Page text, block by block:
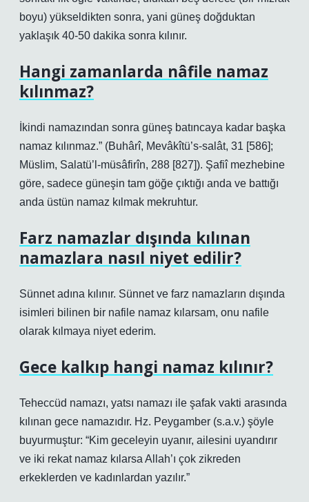
boyu) yükseldikten sonra, yani güneş doğduktan
yaklaşık 40-50 dakika sonra kılınır.
Hangi zamanlarda nâfile namaz
kılınmaz?
İkindi namazından sonra güneş batıncaya kadar başka
namaz kılınmaz.” (Buhârî, Mevâkîtü’s-salât, 31 [586];
Müslim, Salatü’l-müsâfirîn, 288 [827]). Şafiî mezhebine
göre, sadece güneşin tam göğe çıktığı anda ve battığı
anda üstün namaz kılmak mekruhtur.
Farz namazlar dışında kılınan
namazlara nasıl niyet edilir?
Sünnet adına kılınır. Sünnet ve farz namazların dışında
isimleri bilinen bir nafile namaz kılarsam, onu nafile
olarak kılmaya niyet ederim.
Gece kalkıp hangi namaz kılınır?
Teheccüd namazı, yatsı namazı ile şafak vakti arasında
kılınan gece namazıdır. Hz. Peygamber (s.a.v.) şöyle
buyurmuştur: “Kim geceleyin uyanır, ailesini uyandırır
ve iki rekat namaz kılarsa Allah’ı çok zikreden
erkeklerden ve kadınlardan yazılır.”